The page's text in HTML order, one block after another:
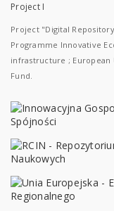
Project I
Project "Digital
Programme Innovative
infrastructure ; European
Fund.